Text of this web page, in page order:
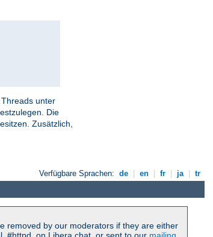
unter
Die
Zusätzlich,
Verfügbare Sprachen: de en fr ja tr
removed by our moderators if they are either